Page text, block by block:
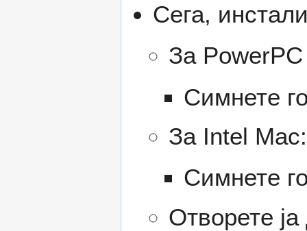
Сега,
За
Симнете
За Intel Mac:
Симнете
Отворете ја